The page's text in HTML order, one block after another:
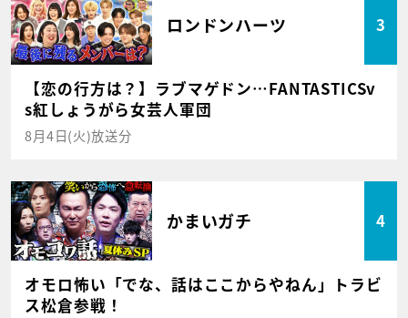
ロンドンハーツ 3
【恋の行方は？】ラブマゲドン…FANTASTICSv
s紅しょうがら女芸人軍団
8月4日(火)放送分
かまいガチ 4
オモロ怖い「でな、話はここからやねん」トラビ
ス松倉参戦！